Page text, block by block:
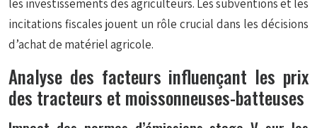
les investissements des agriculteurs. Les subventions et les
incitations fiscales jouent un rôle crucial dans les décisions
d’achat de matériel agricole.
Analyse des facteurs influençant les prix
des tracteurs et moissonneuses-batteuses